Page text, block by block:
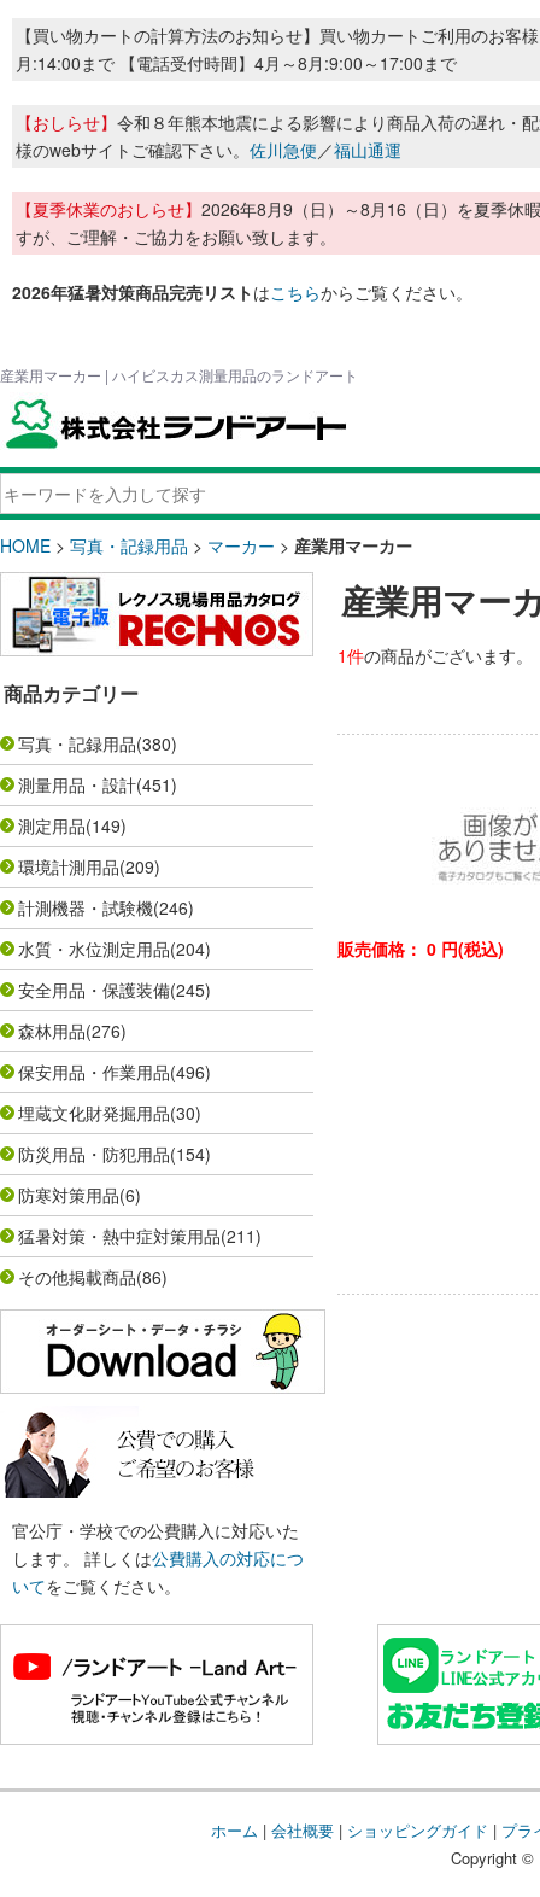
【買い物カートの計算方法のお知らせ】買い物カートご利用のお客
月:14:00まで 【電話受付時間】4月～8月:9:00～17:00まで
【おしらせ】 令和８年熊本地震による影響により商品入荷の遅れ・
様のwebサイトご確認下さい。 佐川急便／福山通運
【夏季休業のおしらせ】 2026年8月9（日）～8月16（日）を夏季休
すが、ご理解・ご協力をお願い致します。
2026年猛暑対策商品完売リストはこちらからご覧ください。
産業用マーカー | ハイビスカス測量用品のランドアート
HOME > 写真・記録用品 > マーカー > 産業用マーカー
商品カテゴリー
写真・記録用品(380)
測量用品・設計(451)
測定用品(149)
環境計測用品(209)
計測機器・試験機(246)
水質・水位測定用品(204)
安全用品・保護装備(245)
森林用品(276)
保安用品・作業用品(496)
埋蔵文化財発掘用品(30)
防災用品・防犯用品(154)
防寒対策用品(6)
猛暑対策・熱中症対策用品(211)
その他掲載商品(86)
官公庁・学校での公費購入に対応いた
します。 詳しくは公費購入の対応につ
いてをご覧ください。
産業用マー
1件の商品がございます。
販売価格： 0 円(税込)
ホーム | 会社概要| ショッピングガイド | プラ
Copyright ©